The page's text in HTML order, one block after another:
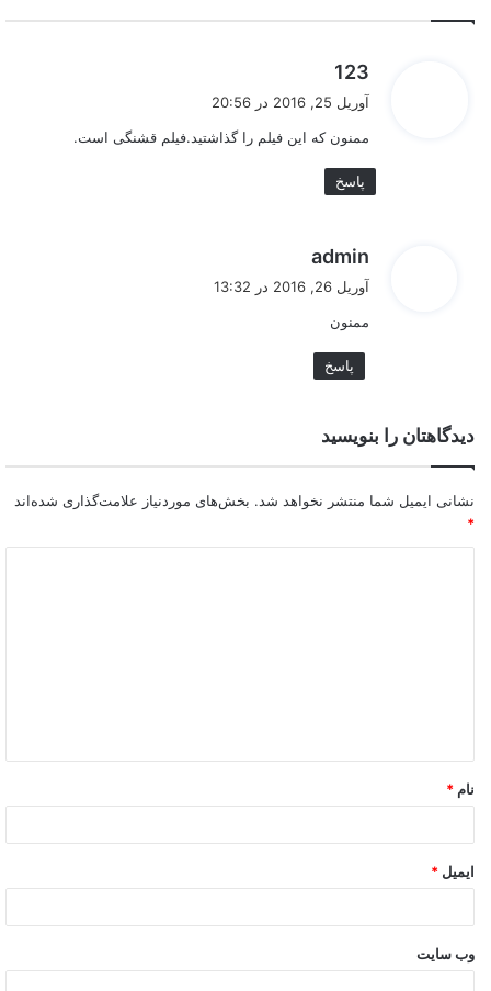
123
:
آوریل 25, 2016 در 20:56
ممنون که این فیلم را گذاشتید.فیلم قشنگی است.
پاسخ
admin
آوریل 26, 2016 در 13:32
ممنون
پاسخ
دیدگاهتان را بنویسید
نشانی ایمیل شما منتشر نخواهد شد. بخش‌های موردنیاز علامت‌گذاری شده‌اند
*
نام *
ایمیل *
وب‌ سایت